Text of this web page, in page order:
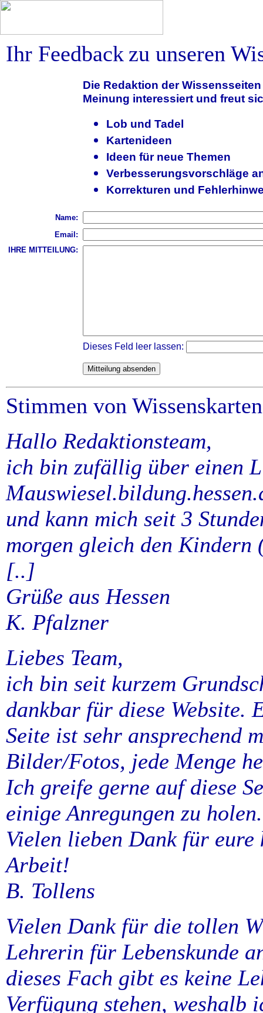
Ihr Feedback zu unseren
Die Redaktion der
Meinung interessiert und freut
Lob und Tadel
Kartenideen
Ideen für neue Themen
Verbesserungsvorschläge
Korrekturen und
Name:
Email:
IHRE MITTEILUNG:
Dieses Feld leer lassen:
Stimmen von
Hallo Redaktionsteam,
ich bin zufällig über einen
und kann mich seit 3
morgen gleich den
[..]
Grüße aus Hessen
K. Pfalzner
Liebes Team,
ich bin seit kurzem
dankbar für diese Website.
Seite ist sehr ansprechend
Bilder/Fotos, jede Menge
Ich greife gerne auf diese
einige Anregungen zu
Vielen lieben Dank für eure
Arbeit!
B. Tollens
Vielen Dank für die tollen
Lehrerin für Lebenskunde
dieses Fach gibt es keine
Verfügung stehen, weshalb